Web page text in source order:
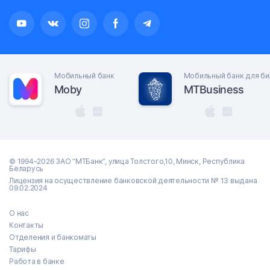
Мобильный банк
Moby
Мобильный банк для
MTBusiness
© 1994–2026 ЗАО “МТБанк”, улица Толстого,10, Минск, Республика
Беларусь
Лицензия на осуществление банковской деятельности № 13 выдана
09.02.2024
О нас
Контакты
Отделения и банкоматы
Тарифы
Работа в банке